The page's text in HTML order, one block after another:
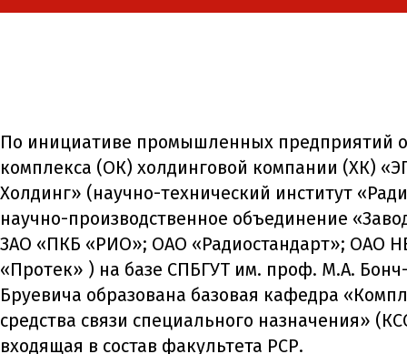
По инициативе промышленных предприятий
комплекса (ОК) холдинговой компании (ХК)
Холдинг» (научно-технический институт
научно-производственное объединение
ЗАО «ПКБ «РИО»; ОАО «Радиостандарт»; ОАО
«Протек» ) на базе СПБГУТ им. проф. М.А.
Бруевича образована базовая кафедра
средства связи специального назначения»
входящая в состав факультета РСР.